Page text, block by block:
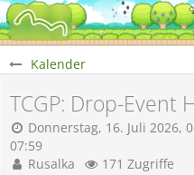
Kalender
TCGP: Drop-Event
Donnerstag, 16. Juli 2026,
07:59
Rusalka
171 Zugriffe